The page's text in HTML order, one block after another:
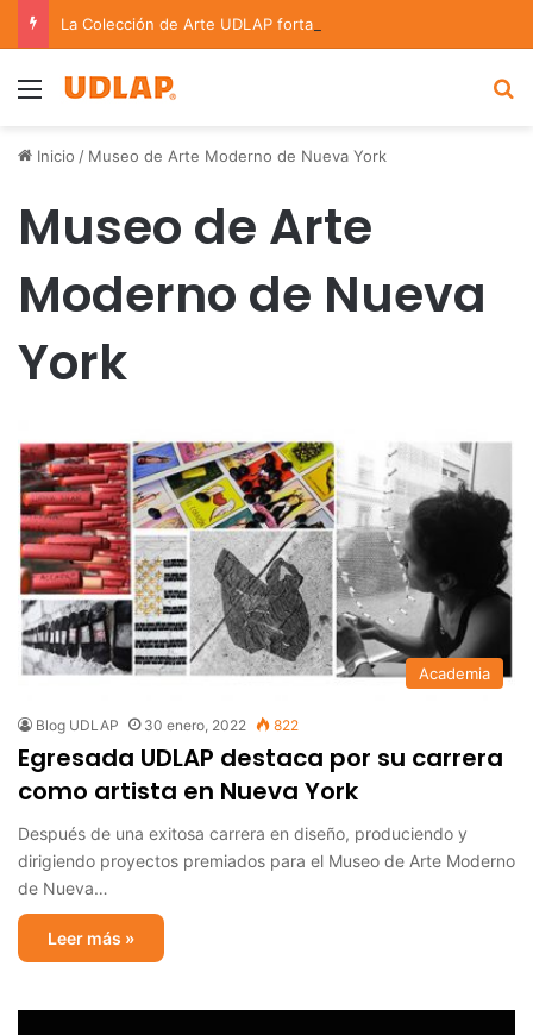
Menu
Inicio / Museo de Arte Moderno de Nueva York
Museo de Arte
Moderno de Nueva
York
Academia
Blog UDLAP 30 enero, 2022 822
Egresada UDLAP destaca por su carrera
como artista en Nueva York
Después de una exitosa carrera en diseño, produciendo y
dirigiendo proyectos premiados para el Museo de Arte Moderno
de Nueva…
Leer más »